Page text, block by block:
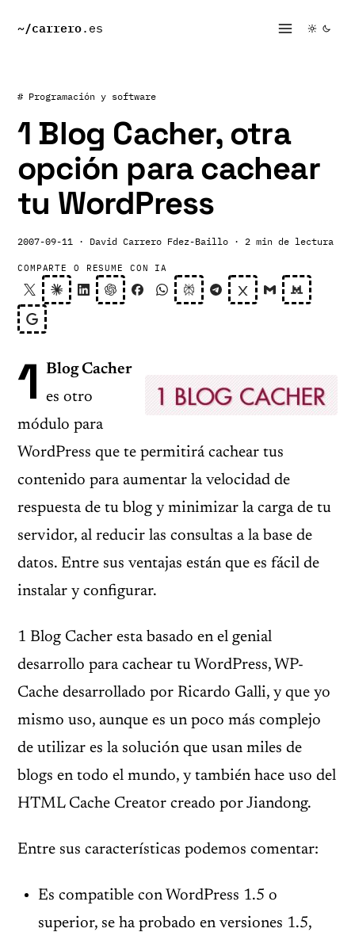
~/carrero.es
# Programación y software
1 Blog Cacher, otra
opción para cachear
tu WordPress
2007-09-11 · David Carrero Fdez-Baillo · 2 min de lectura
COMPARTE O RESUME CON IA
1 Blog Cacher
es otro
módulo para
WordPress que te permitirá cachear tus
contenido para aumentar la velocidad de
respuesta de tu blog y minimizar la carga de tu
servidor, al reducir las consultas a la base de
datos. Entre sus ventajas están que es fácil de
instalar y configurar.
1 Blog Cacher esta basado en el genial
desarrollo para cachear tu WordPress, WP-
Cache desarrollado por Ricardo Galli, y que yo
mismo uso, aunque es un poco más complejo
de utilizar es la solución que usan miles de
blogs en todo el mundo, y también hace uso del
HTML Cache Creator creado por Jiandong.
Entre sus características podemos comentar:
Es compatible con WordPress 1.5 o
superior, se ha probado en versiones 1.5,